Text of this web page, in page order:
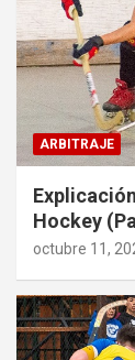
ARBITRAJE
Hockey
octubre 11,